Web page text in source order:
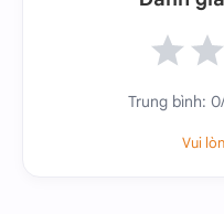
Trung bình: 0
Vui